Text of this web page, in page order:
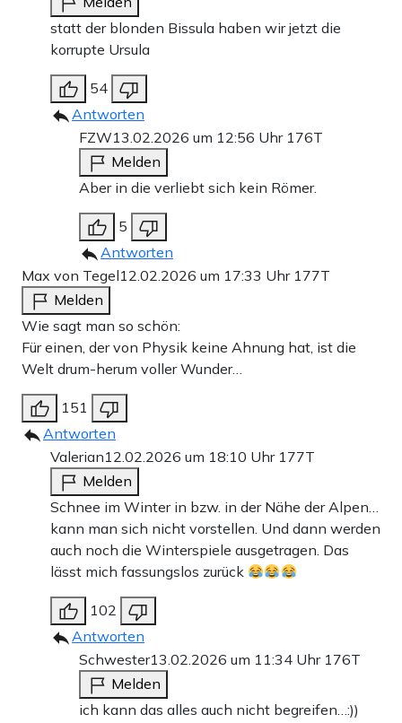
statt der blonden Bissula haben wir jetzt die
korrupte Ursula
54
Antworten
FZW13.02.2026 um 12:56 Uhr 176T
Melden
Aber in die verliebt sich kein Römer.
5
Antworten
Max von Tegel12.02.2026 um 17:33 Uhr 177T
Melden
Wie sagt man so schön:
Für einen, der von Physik keine Ahnung hat, ist die
Welt drum-herum voller Wunder…
151
Antworten
Valerian12.02.2026 um 18:10 Uhr 177T
Melden
Schnee im Winter in bzw. in der Nähe der Alpen…
kann man sich nicht vorstellen. Und dann werden
auch noch die Winterspiele ausgetragen. Das
lässt mich fassungslos zurück
102
Antworten
Schwester13.02.2026 um 11:34 Uhr 176T
Melden
ich kann das alles auch nicht begreifen…:))